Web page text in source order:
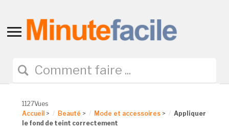
Toggle
navigation
1127Vues
Accueil > Beauté > Mode et accessoires >
Appliquer
le fond de teint correctement